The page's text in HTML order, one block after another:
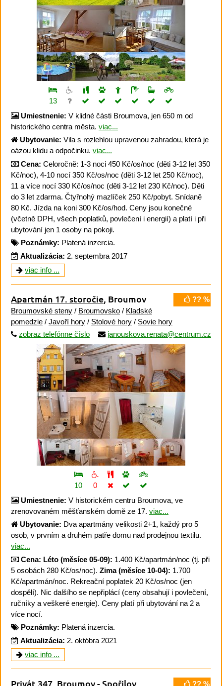
13
Umiestnenie: V klidné části Broumova, jen 650 m od
historického centra města. viac...
Ubytovanie: Vila s rozlehlou upravenou zahradou, která je
oázou klidu a odpočinku. viac...
Cena: Celoročně: 1-3 noci 450 Kč/os/noc (děti 3-12 let 350
Kč/noc), 4-10 nocí 350 Kč/os/noc (děti 3-12 let 250 Kč/noc),
11 a více nocí 330 Kč/os/noc (děti 3-12 let 230 Kč/noc). Děti
do 3 let zdarma. Čtyřnohý mazlíček 250 Kč/pobyt. Snídaně
80 Kč. Jízda na koni 300 Kč/os/hod. Ceny jsou konečné
(včetně DPH, všech poplatků, povlečení i energií) a platí i při
ubytování jen 1 osoby na pokoji.
Poznámky: Platená inzercia.
Aktualizácia: 2. septembra 2017
viac info ...
?? %
Apartmán 17. storočie, Broumov
Broumovské steny / Broumovsko / Kladské
pomedzie / Javoří hory / Stolové hory / Sovie hory
zobraz telefónne číslo
janouskova.renata@centrum.cz
10
0
Umiestnenie: V historickém centru Broumova, ve
zrenovovaném měšťanském domě ze 17. viac...
Ubytovanie: Dva apartmány velikosti 2+1, každý pro 5
osob, v prvním a druhém patře domu nad prodejnou textilu.
viac...
Cena: Léto (měsíce 05-09): 1.400 Kč/apartmán/noc (tj. při
5 osobách 280 Kč/os/noc). Zima (měsíce 10-04): 1.700
Kč/apartmán/noc. Rekreační poplatek 20 Kč/os/noc (jen
dospělí). Nic dalšího se nepřiplácí (ceny obsahují i povlečení,
ručníky a veškeré energie). Ceny platí při ubytování na 2 a
více nocí.
Poznámky: Platená inzercia.
Aktualizácia: 2. októbra 2021
viac info ...
?? %
Privát 347 , Broumov -Spořilov